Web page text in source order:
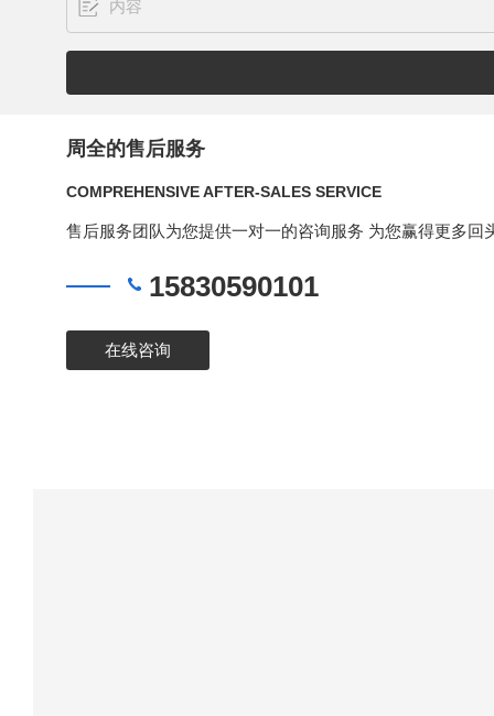
周全的售后服务
COMPREHENSIVE AFTER-SALES SERVICE
售后服务团队为您提供一对一的咨询服务 为您赢得更多回头顾
15830590101
在线咨询